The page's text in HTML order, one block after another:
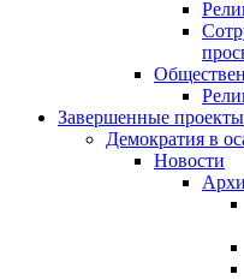
Завершенные проекты
Демократия в
Новости